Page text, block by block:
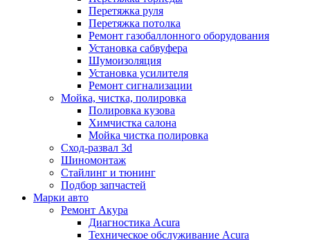
Перетяжка руля
Перетяжка потолка
Ремонт газобаллонного оборудования
Установка сабвуфера
Шумоизоляция
Установка усилителя
Ремонт сигнализации
Мойка, чистка, полировка
Полировка кузова
Химчистка салона
Мойка чистка полировка
Сход-развал 3d
Шиномонтаж
Стайлинг и тюнинг
Подбор запчастей
Марки авто
Ремонт Акура
Диагностика Acura
Техническое обслуживание Acura